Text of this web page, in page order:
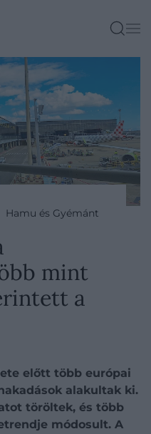
Hamu és Gyémánt
mint
a
előtt több európai
alakultak ki.
töröltek, és több
módosult. A